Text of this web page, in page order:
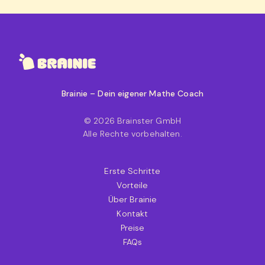
Brainie – Dein eigener Mathe Coach
© 2026 Brainster GmbH
Alle Rechte vorbehalten.
Erste Schritte
Vorteile
Über Brainie
Kontakt
Preise
FAQs